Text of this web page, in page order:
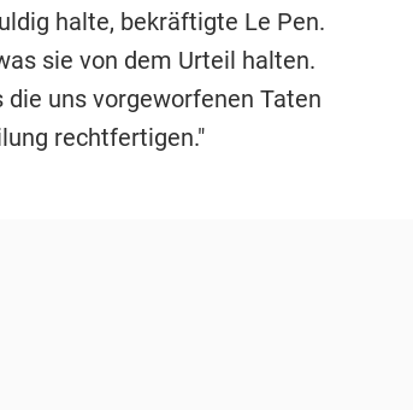
halte, bekräftigte Le Pen.
sie von dem Urteil halten.
die uns vorgeworfenen Taten
rechtfertigen."